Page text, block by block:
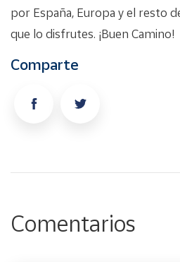
por España, Europa y el resto
que lo disfrutes. ¡Buen Camino!
Comparte
Comentarios